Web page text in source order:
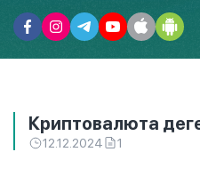
Криптовалюта
12.12.2024 1